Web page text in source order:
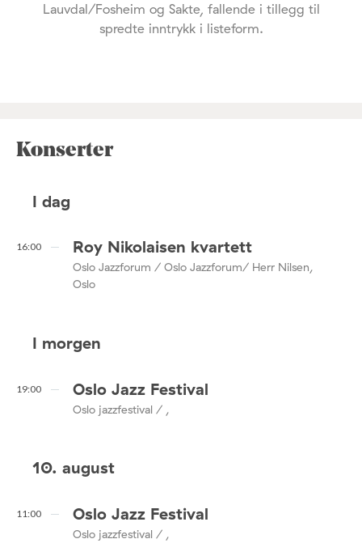
Lauvdal/Fosheim og Sakte, fallende i tillegg til
spredte inntrykk i listeform.
Konserter
I dag
16:00 Roy Nikolaisen kvartett
Oslo Jazzforum / Oslo Jazzforum/ Herr Nilsen,
Oslo
I morgen
19:00 Oslo Jazz Festival
Oslo jazzfestival / ,
10. august
11:00 Oslo Jazz Festival
Oslo jazzfestival / ,